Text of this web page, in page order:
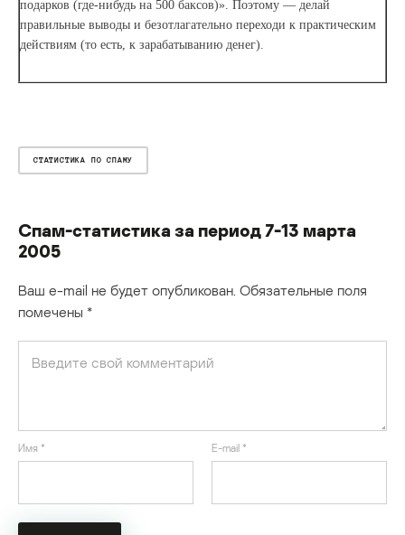
подарков (где-нибудь на 500 баксов)». Поэтому — делай
правильные выводы и безотлагательно переходи к практическим
действиям (то есть, к зарабатыванию денег).
СТАТИСТИКА ПО СПАМУ
Спам-статистика за период 7-13 марта
2005
Ваш e-mail не будет опубликован. Обязательные поля
помечены *
Имя * E-mail *